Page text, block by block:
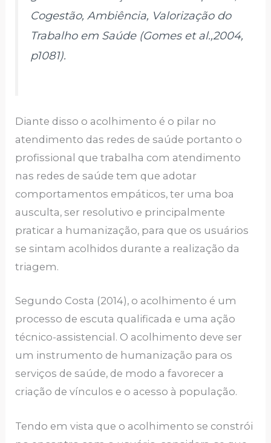
Cogestão, Ambiência, Valorização do
Trabalho em Saúde (Gomes et al.,2004,
p1081).
Diante disso o acolhimento é o pilar no
atendimento das redes de saúde portanto o
profissional que trabalha com atendimento
nas redes de saúde tem que adotar
comportamentos empáticos, ter uma boa
ausculta, ser resolutivo e principalmente
praticar a humanização, para que os usuários
se sintam acolhidos durante a realização da
triagem.
Segundo Costa (2014), o acolhimento é um
processo de escuta qualificada e uma ação
técnico-assistencial. O acolhimento deve ser
um instrumento de humanização para os
serviços de saúde, de modo a favorecer a
criação de vínculos e o acesso à população.
Tendo em vista que o acolhimento se constrói